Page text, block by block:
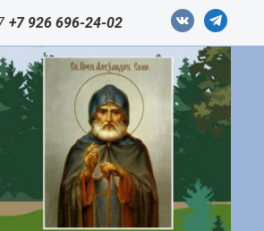
vkontaktetelegram
+7 926 696-24-02